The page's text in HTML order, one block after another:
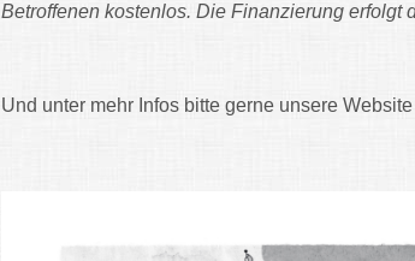
Betroffenen kostenlos. Die Finanzierung erfolgt
Und unter mehr Infos bitte gerne unsere